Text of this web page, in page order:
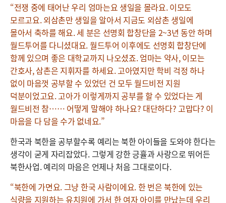
“전쟁 중에 태어난 우리 엄마는요 생일을 몰라요. 이모도
모르고요. 외삼촌만 생일을 알아서 지금도 외삼촌 생일에
몰아서 축하를 해요. 세 분은 선명회 합창단을 2~3년 동안 하며
월드투어를 다니셨대요. 월드투어 이후에도 선명회 합창단에
함께 있으며 좋은 대학교까지 나오셨죠. 엄마는 약사, 이모는
간호사, 삼촌은 지휘자를 하세요. 고아였지만 학비 걱정 하나
없이 마음껏 공부할 수 있었던 건 모두 월드비전 지원
덕분이었고요. 고아가 이렇게까지 공부를 할 수 있었다는 게
월드비전 참…… 어떻게 말해야 하나요? 대단하다? 고맙다? 이
마음을 다 담을 수가 없네요.”
한국과 북한을 공부할수록 예리는 북한 아이들을 도와야 한다는
생각이 굳게 자리잡았다. 그렇게 강한 긍휼과 사랑으로 뛰어든
북한사업. 예리의 마음은 언제나 처음 그대로이다.
“북한에 가면요. 그냥 한국 사람이에요. 한 번은 북한에 있는
식량을 지원하는 유치원에 가서 한 여자 아이를 만났는데 우리